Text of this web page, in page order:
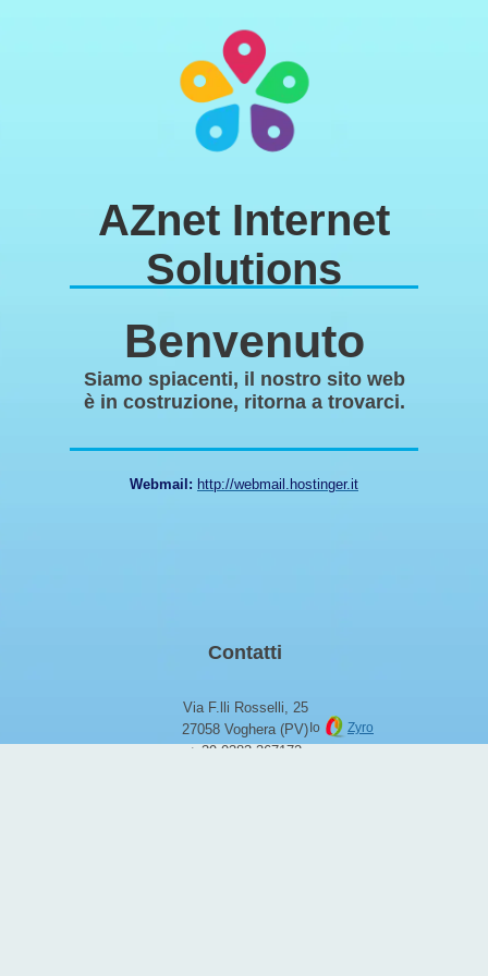
AZnet Internet
Solutions
Benvenuto
Siamo spiacenti, il nostro sito web
è in costruzione, ritorna a trovarci.
Webmail: http://webmail.hostinger.it
Io Zyro
Contatti
Via F.lli Rosselli, 25
27058 Voghera (PV)
+ 39 0383 367172